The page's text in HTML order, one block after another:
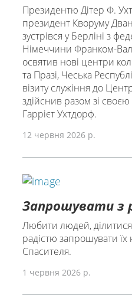
Президентю Дітер Ф.
президент Кворуму
зустрівся у Берліні з
Німеччини Франком-
освятив нові центри
та Празі, Чеська
візиту служіння до
здійснив разом зі
Гаррієт Ухтдорф.
12 червня 2026 р.
Запрошувати з
Любити людей, ділитися
радістю запрошувати
Спасителя.
1 червня 2026 р.